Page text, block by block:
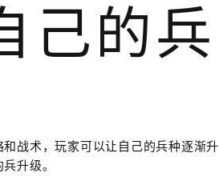
己的兵
战术，玩家可以让自己的兵种逐渐升
升级。